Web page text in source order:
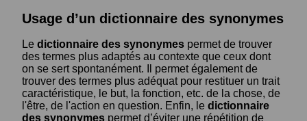
Usage d’un dictionnaire des synonymes
Le dictionnaire des synonymes permet de trouver
des termes plus adaptés au contexte que ceux dont
on se sert spontanément. Il permet également de
trouver des termes plus adéquat pour restituer un trait
caractéristique, le but, la fonction, etc. de la chose, de
l'être, de l'action en question. Enfin, le dictionnaire
des synonymes permet d’éviter une répétition de